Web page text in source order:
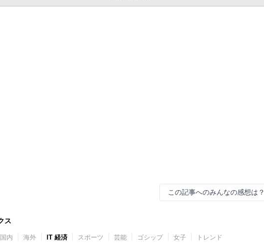
この記事へのみんなの感想は？
ス
国内 海外 IT 経済 スポーツ 芸能 ゴシップ 女子 トレンド